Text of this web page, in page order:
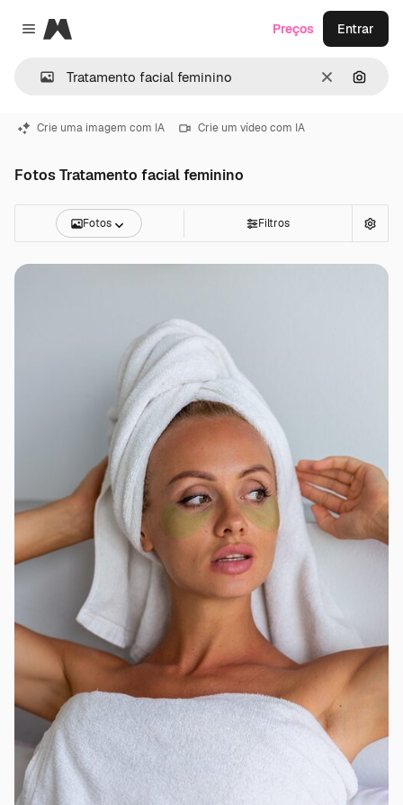
Close menu
Magnific
Limpar
Preços Entrar
Crie uma imagem com IA Crie um vídeo com IA
Fotos Tratamento facial feminino
Fotos Filtros